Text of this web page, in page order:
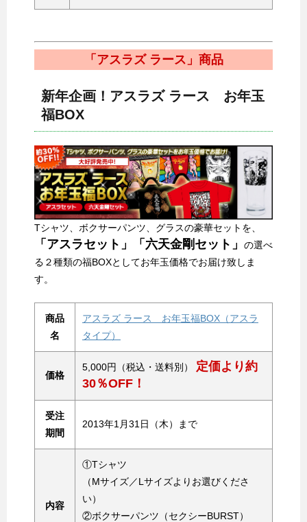
「アスラズ ラース」商品
新年企画！アスラズ ラース お年玉
福BOX
Tシャツ、ボクサーパンツ、グラスの豪華セットを、
「アスラセット」「六天金剛セット」
の選べ
る２種類の福BOXとしてお年玉価格でお届け致しま
す。
商品
名
アスラズ ラース お年玉福BOX（アスラ
タイプ）
価格
5,000円（税込・送料別） 定価より約
30％OFF！
受注
期間
2013年1月31日（木）まで
内容
①Tシャツ
（Mサイズ／Lサイズよりお選びくださ
い）
②ボクサーパンツ（セクシーBURST）